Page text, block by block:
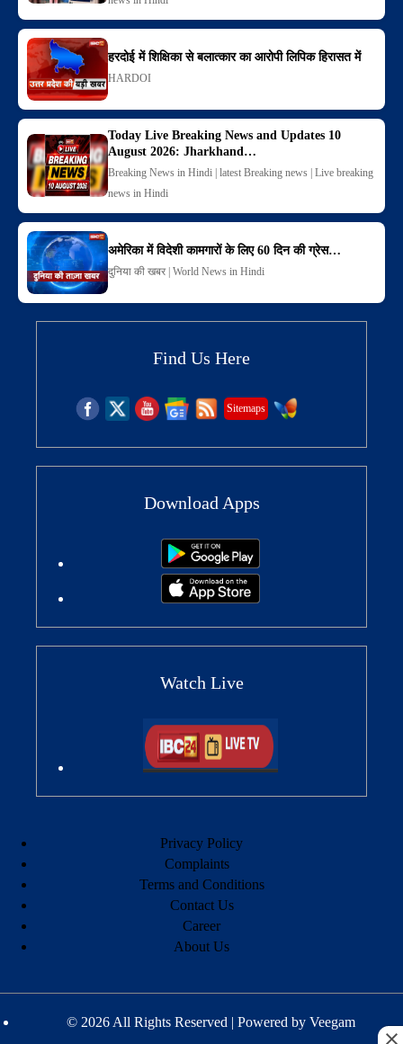
हरदोई में शिक्षिका से बलात्कार का आरोपी लिपिक हिरासत में
HARDOI
Today Live Breaking News and Updates 10
August 2026: Jharkhand…
Breaking News in Hindi | latest Breaking news | Live breaking
news in Hindi
अमेरिका में विदेशी कामगारों के लिए 60 दिन की ग्रेस…
दुनिया की खबर | World News in Hindi
Find Us Here
Sitemaps
Download Apps
Watch Live
Privacy Policy
Complaints
Terms and Conditions
Contact Us
Career
About Us
© 2026 All Rights Reserved | Powered by Veegam